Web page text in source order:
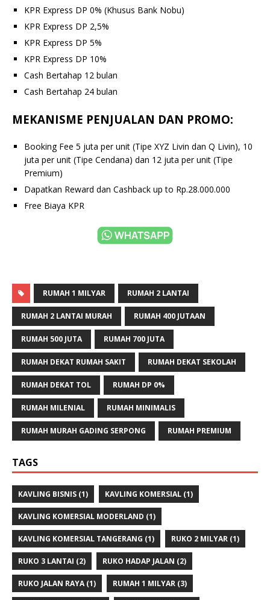
KPR Express DP 0% (Khusus Bank Nobu)
KPR Express DP 2,5%
KPR Express DP 5%
KPR Express DP 10%
Cash Bertahap 12 bulan
Cash Bertahap 24 bulan
MEKANISME PENJUALAN DAN PROMO:
Booking Fee 5 juta per unit (Tipe XYZ Livin dan Q Livin), 10
juta per unit (Tipe Cendana) dan 12 juta per unit (Tipe
Premium)
Dapatkan Reward dan Cashback up to Rp.28.000.000
Free Biaya KPR
RUMAH 1 MILYAR RUMAH 2 LANTAI
RUMAH 2 LANTAI MURAH RUMAH 400 JUTAAN
RUMAH 500 JUTA RUMAH 700 JUTA
RUMAH DEKAT RUMAH SAKIT RUMAH DEKAT SEKOLAH
RUMAH DEKAT TOL RUMAH DP 0%
RUMAH MILENIAL RUMAH MINIMALIS
RUMAH MURAH GADING SERPONG RUMAH PREMIUM
TAGS
KAVLING BISNIS (1) KAVLING KOMERSIAL (1)
KAVLING KOMERSIAL MODERLAND (1)
KAVLING KOMERSIAL TANGERANG (1) RUKO 2 MILYAR (1)
RUKO 3 LANTAI (2) RUKO HADAP JALAN (2)
RUKO JALAN RAYA(1) RUMAH 1 MILYAR (3)